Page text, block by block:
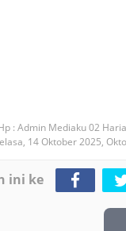
: Admin Mediaku 02
14 Oktober 2025,
ini ke